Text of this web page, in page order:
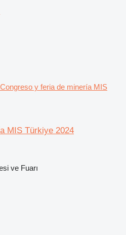
Congreso y feria de minería MIS
MIS Türkiye 2024
ve Fuarı